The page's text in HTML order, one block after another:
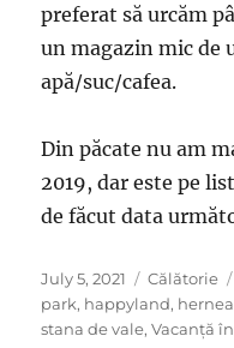
preferat să urcăm
un magazin mic de
apă/suc/cafea.
Din păcate nu am
2019, dar este pe
de făcut data
Posted
on
July 5, 2021 Categories
Călătorie
park, happyland,
stana de vale,Vacanță